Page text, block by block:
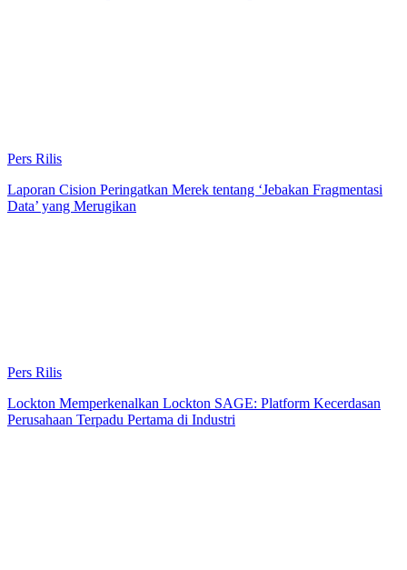
Pers Rilis
Laporan Cision Peringatkan Merek tentang ‘Jebakan Fragmentasi
Data’ yang Merugikan
Pers Rilis
Lockton Memperkenalkan Lockton SAGE: Platform Kecerdasan
Perusahaan Terpadu Pertama di Industri